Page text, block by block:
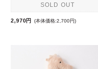
SOLD OUT
2,970円 (本体価格:2,700円)